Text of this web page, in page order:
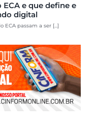
e que define e
digital
passam a ser [...]